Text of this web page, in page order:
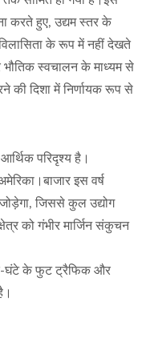
करते हुए, उद्यम स्तर के
के रूप में नहीं देखते
भौतिक स्वचालन के माध्यम से
की दिशा में निर्णायक रूप से
परिदृश्य है।
इस वर्ष
जोड़ेगा, जिससे कुल उद्योग
को गंभीर मार्जिन संकुचन
घंटे के फुट ट्रैफिक और